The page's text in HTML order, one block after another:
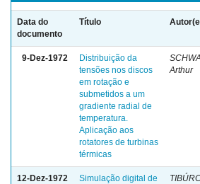
Data do
documento
Título
9-Dez-1972
Distribuição da
tensões nos discos
em rotação e
submetidos a um
gradiente radial de
temperatura.
Aplicação aos
rotatores de turbinas
térmicas
Arthur
12-Dez-1972
Simulação digital de